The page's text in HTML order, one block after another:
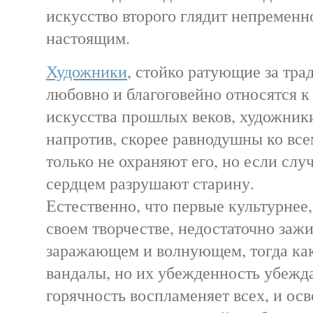
искусство второго глядит
настоящим.
Художники, стойко ратующие за
любовно и благоговейно относятся
искусства прошлых веков,
напротив, скорее равнодушны ко
только не охраняют его, но если
сердцем разрушают старину.
Естественно, что первые
своем творчестве, недостаточно
заражающем и волнующем, тогда
вандалы, но их убежденность
горячность воспламеняет всех, и